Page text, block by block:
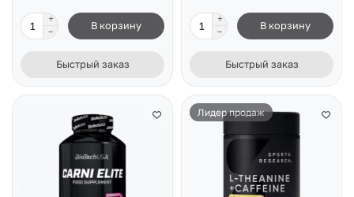
В корзину
Быстрый заказ
В корзину
Быстрый заказ
Лидер продаж